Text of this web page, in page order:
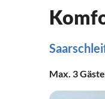
Max. 3Gäste